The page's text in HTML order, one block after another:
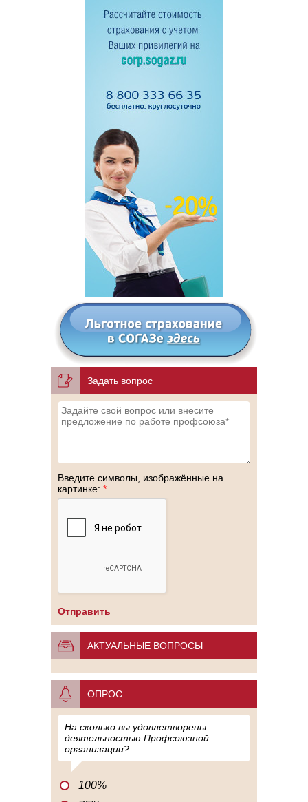
Задать вопрос
Введите символы, изображённые на
картинке: *
АКТУАЛЬНЫЕ ВОПРОСЫ
ОПРОС
На сколько вы удовлетворены
деятельностью Профсоюзной
организации?
100%